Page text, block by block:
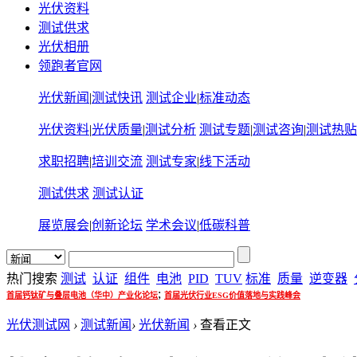
光伏资料
测试供求
光伏相册
领跑者官网
光伏新闻 |测试快讯 测试企业|标准动态
光伏资料|光伏质量|测试分析 测试专题|测试咨询|测试热贴
求职招聘|培训交流 测试专家|线下活动
测试供求 测试认证
展览展会|创新论坛 学术会议|低碳科普
热门搜索 测试 认证 组件 电池 PID TUV 标准 质量 逆变器
首届钙钛矿与叠层电池（华中）产业化论坛; 首届光伏行业ESG价值落地与实践峰会
光伏测试网 › 测试新闻 › 光伏新闻 › 查看正文